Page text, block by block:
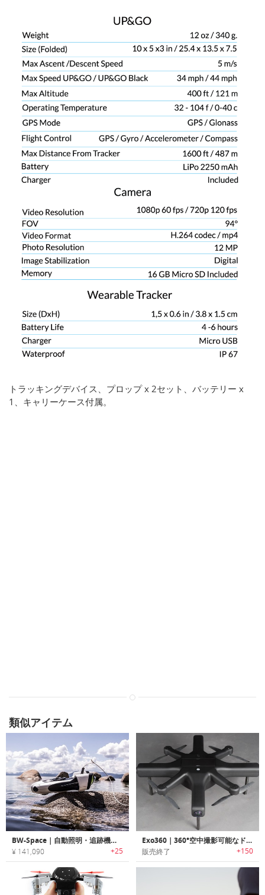
トラッキングデバイス、プロップ x 2セット、バッテリー x
1、キャリーケース付属。
類似アイテム
BW-Space｜自動照明・追跡機能搭載4K/UHDスマート水中ROVドローン「BWスペース」
¥ 141,090 +25
Exo360｜360°空中撮影可能なドローン「イーエックスオー360」
販売終了 +150